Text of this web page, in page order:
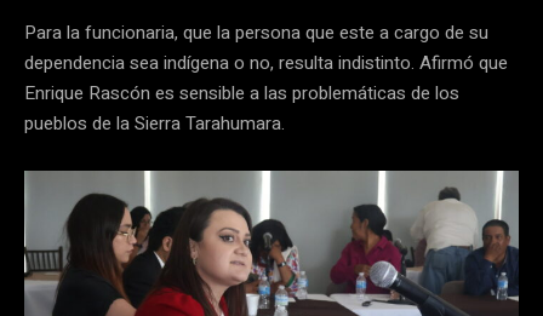
Para la funcionaria, que la persona que este a cargo de su
dependencia sea indígena o no, resulta indistinto. Afirmó que
Enrique Rascón es sensible a las problemáticas de los
pueblos de la Sierra Tarahumara.